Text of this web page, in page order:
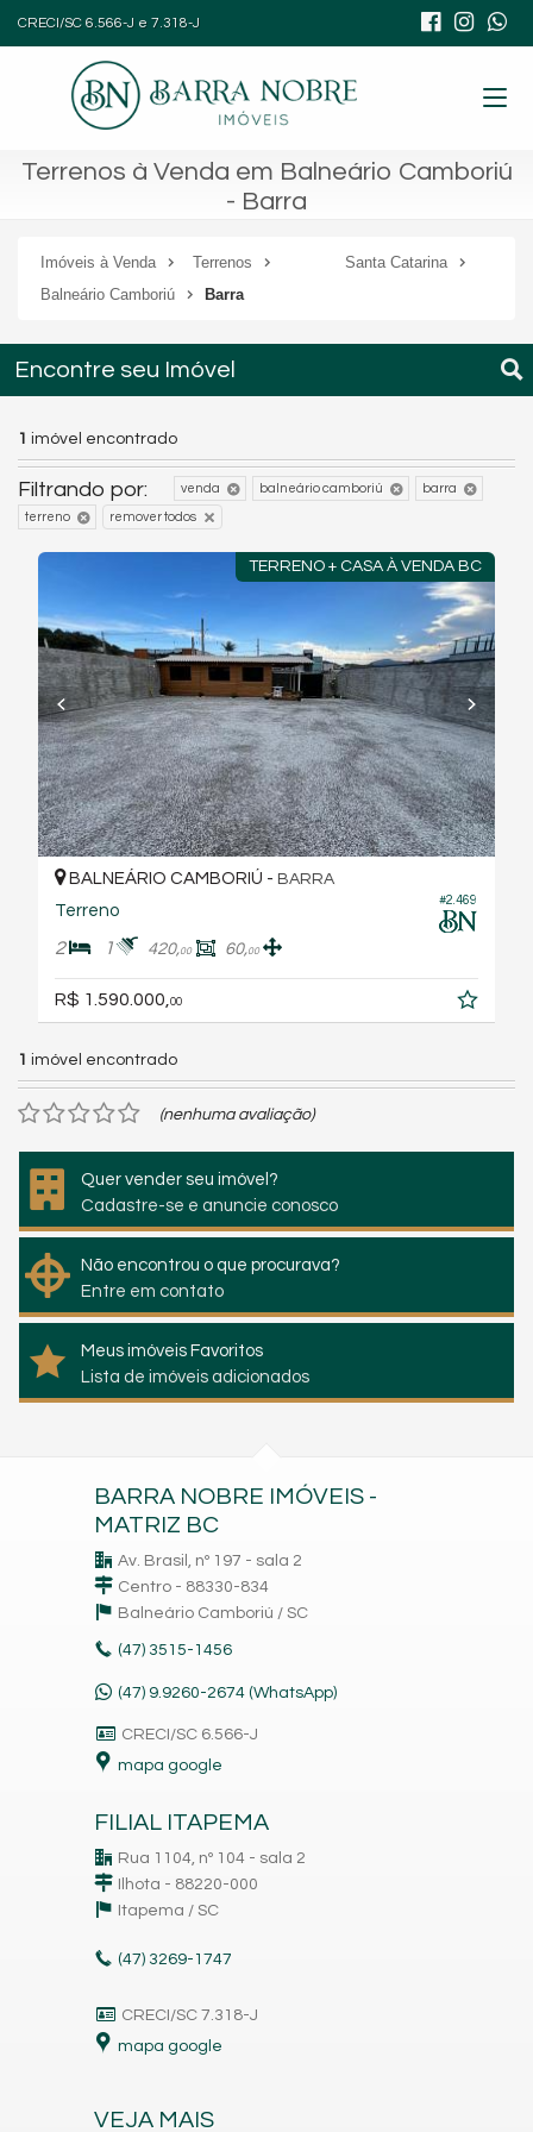
CRECI/SC 6.566-J e 7.318-J
Terrenos à Venda em Balneário Camboriú
- Barra
Imóveis à Venda Terrenos
Santa Catarina
Balneário Camboriú
Barra
Encontre seu Imóvel
1 imóvel encontrado
Filtrando por: venda balneário camboriú barra
terreno remover todos
TERRENO + CASA À VENDA BC
#2.469
BALNEÁRIO CAMBORIÚ - BARRA
Terreno
2 1 420,00 60,00
R$ 1.590.000, 00
1 imóvel encontrado
(nenhuma avaliação)
Quer vender seu imóvel?
Cadastre-se e anuncie conosco
Não encontrou o que procurava?
Entre em contato
Meus imóveis Favoritos
Lista de imóveis adicionados
BARRA NOBRE IMÓVEIS -
MATRIZ BC
Av. Brasil, nº 197 - sala 2
Centro - 88330-834
Balneário Camboriú / SC
(47) 3515-1456
(47) 9.9260-2674 (WhatsApp)
CRECI/SC 6.566-J
mapa google
FILIAL ITAPEMA
Rua 1104, nº 104 - sala 2
Ilhota - 88220-000
Itapema / SC
(47) 3269-1747
CRECI/SC 7.318-J
mapa google
VEJA MAIS